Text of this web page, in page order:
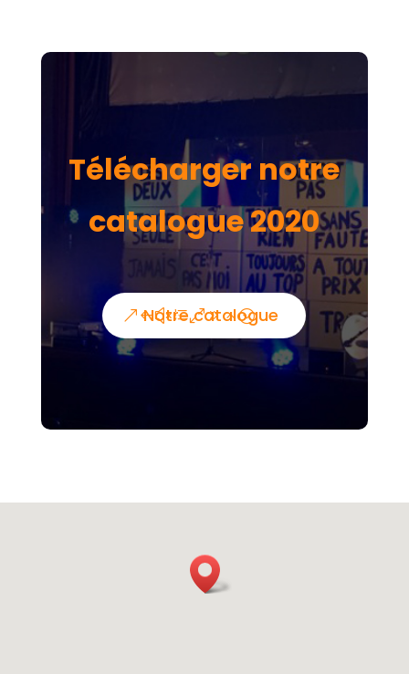
Télécharger notre
catalogue 2020
Notre catalogue